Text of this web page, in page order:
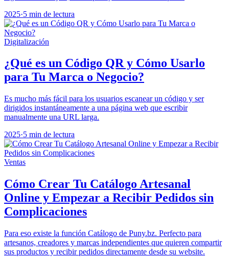
2025·5 min de lectura
Digitalización
¿Qué es un Código QR y Cómo Usarlo
para Tu Marca o Negocio?
Es mucho más fácil para los usuarios escanear un código y ser
dirigidos instantáneamente a una página web que escribir
manualmente una URL larga.
2025·5 min de lectura
Ventas
Cómo Crear Tu Catálogo Artesanal
Online y Empezar a Recibir Pedidos sin
Complicaciones
Para eso existe la función Catálogo de Puny.bz. Perfecto para
artesanos, creadores y marcas independientes que quieren compartir
sus productos y recibir pedidos directamente desde su website.